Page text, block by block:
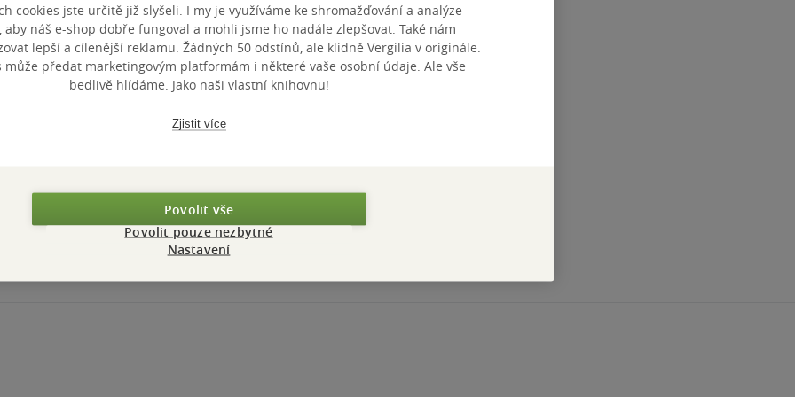
cookies jste určitě již slyšeli. I my je využíváme ke shromažďování a analýze
aby náš e-shop dobře fungoval a mohli jsme ho nadále zlepšovat. Také nám
lepší a cílenější reklamu. Žádných 50 odstínů, ale klidně Vergilia v originále.
může předat marketingovým platformám i některé vaše osobní údaje. Ale vše
bedlivě hlídáme. Jako naši vlastní knihovnu!
Zjistit více
Povolit vše
Povolit pouze nezbytné
Nastavení